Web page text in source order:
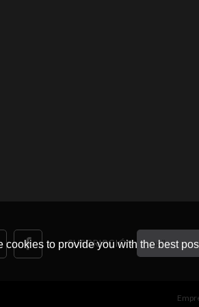
SUSCRIPCIÓN
cookies to provide you with the best